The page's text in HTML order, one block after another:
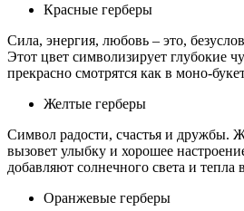
Красные герберы
Сила, энергия, любовь – это,
Этот цвет символизирует глубокие
прекрасно смотрятся как в моно-
Желтые герберы
Символ радости, счастья и дружбы.
вызовет улыбку и хорошее
добавляют солнечного света и тепла
Оранжевые герберы